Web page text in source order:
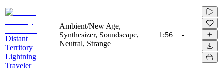
Distant
Territory
Lightning
Traveler
Ambient/New Age,
Synthesizer, Soundscape,
Neutral, Strange
1:56 -